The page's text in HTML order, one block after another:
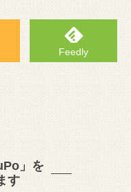
Feedly
」を
す